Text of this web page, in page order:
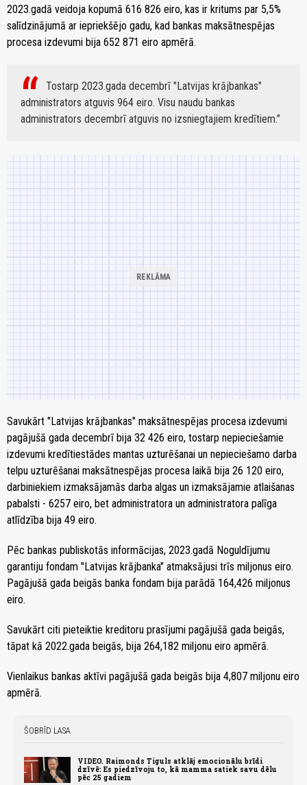
2023.gadā veidoja kopumā 616 826 eiro, kas ir kritums par 5,5%
salīdzinājumā ar iepriekšējo gadu, kad bankas maksātnespējas
procesa izdevumi bija 652 871 eiro apmērā.
Tostarp 2023.gada decembrī "Latvijas krājbankas"
administrators atguvis 964 eiro. Visu naudu bankas
administrators decembrī atguvis no izsniegtajiem kredītiem.
Savukārt "Latvijas krājbankas" maksātnespējas procesa izdevumi
pagājušā gada decembrī bija 32 426 eiro, tostarp nepieciešamie
izdevumi kredītiestādes mantas uzturēšanai un nepieciešamo darba
telpu uzturēšanai maksātnespējas procesa laikā bija 26 120 eiro,
darbiniekiem izmaksājamās darba algas un izmaksājamie atlaišanas
pabalsti - 6257 eiro, bet administratora un administratora palīga
atlīdzība bija 49 eiro.
Pēc bankas publiskotās informācijas, 2023.gadā Noguldījumu
garantiju fondam "Latvijas krājbanka" atmaksājusi trīs miljonus eiro.
Pagājušā gada beigās banka fondam bija parādā 164,426 miljonus
eiro.
Savukārt citi pieteiktie kreditoru prasījumi pagājušā gada beigās,
tāpat kā 2022.gada beigās, bija 264,182 miljonu eiro apmērā.
Vienlaikus bankas aktīvi pagājušā gada beigās bija 4,807 miljonu eiro
apmērā.
ŠOBRĪD LASA
VIDEO. Raimonds Tiguls atklāj emocionālu brīdi
dzīvē: Es piedzīvoju to, kā mamma satiek savu dēlu
pēc 25 gadiem